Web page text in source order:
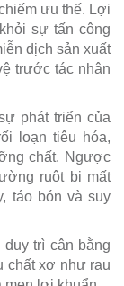
ưu thế. Lợi
sự tấn công
dịch sản xuất
trước tác nhân
phát triển của
loạn tiêu hóa,
chất. Ngược
ruột bị mất
táo bón và suy
trì cân bằng
chất xơ như rau